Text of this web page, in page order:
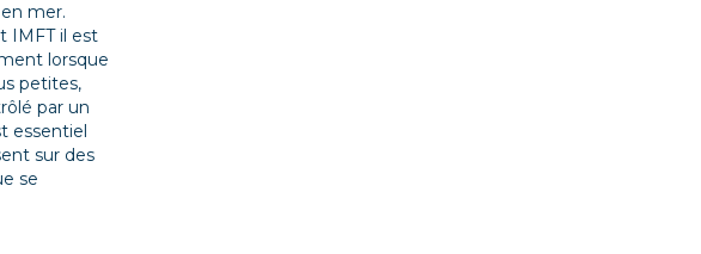
mer.
IMFT il est
lorsque
petites,
par un
essentiel
sur des
se